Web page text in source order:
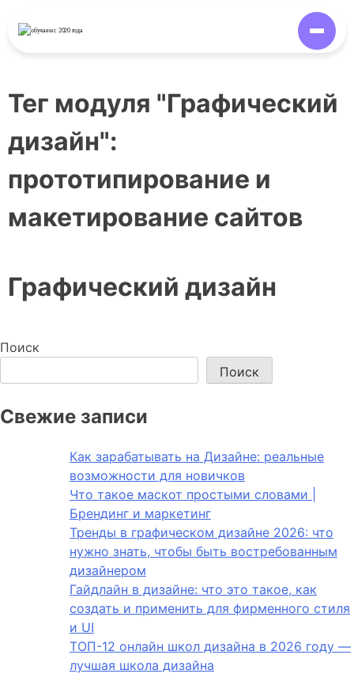
обучаемс 2020 года
Тег модуля "Графический
дизайн":
прототипирование и
макетирование сайтов
Графический дизайн
Поиск
Поиск
Свежие записи
Как зарабатывать на Дизайне: реальные
возможности для новичков
Что такое маскот простыми словами |
Брендинг и маркетинг
Тренды в графическом дизайне 2026: что
нужно знать, чтобы быть востребованным
дизайнером
Гайдлайн в дизайне: что это такое, как
создать и применить для фирменного стиля
и UI
ТОП-12 онлайн школ дизайна в 2026 году —
лучшая школа дизайна